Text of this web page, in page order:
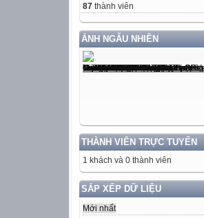
87 thành viên
ẢNH NGẪU NHIÊN
THÀNH VIÊN TRỰC TUYẾN
1 khách và 0 thành viên
SẮP XẾP DỮ LIỆU
Mới nhất